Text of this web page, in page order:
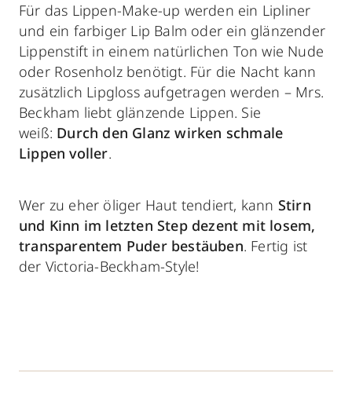
Für das Lippen-Make-up werden ein Lipliner
und ein farbiger Lip Balm oder ein glänzender
Lippenstift in einem natürlichen Ton wie Nude
oder Rosenholz benötigt. Für die Nacht kann
zusätzlich Lipgloss aufgetragen werden – Mrs.
Beckham liebt glänzende Lippen. Sie
weiß: Durch den Glanz wirken schmale
Lippen voller.
Wer zu eher öliger Haut tendiert, kann Stirn
und Kinn im letzten Step dezent mit losem,
transparentem Puder bestäuben. Fertig ist
der Victoria-Beckham-Style!